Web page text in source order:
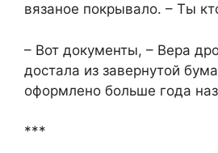
вязаное покрывало. – Ты
– Вот документы, – Вера
достала из завернутой
оформлено больше года
***